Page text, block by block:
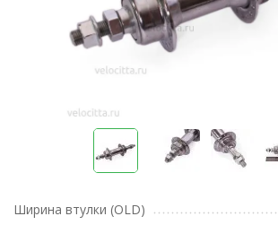
Ширина втулки (OLD)